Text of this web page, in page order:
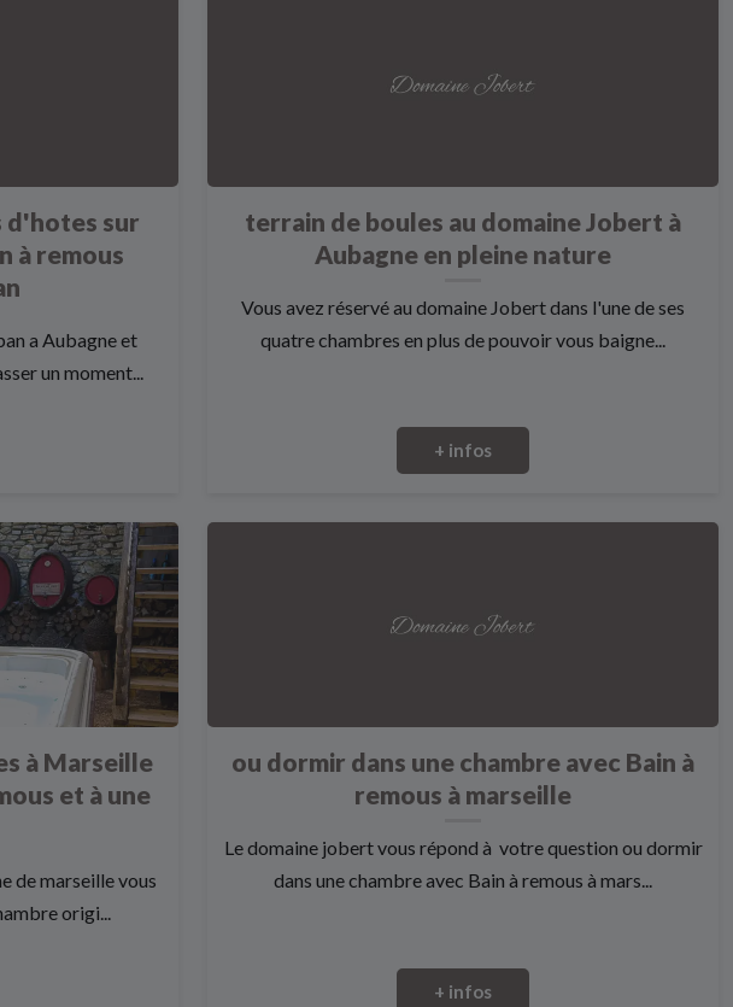
d'hotes sur
à remous
a Aubagne et
un moment...
terrain de boules au domaine Jobert à
Aubagne en pleine nature
Vous avez réservé au domaine Jobert dans l'une de ses
quatre chambres en plus de pouvoir vous baigne...
+ infos
à Marseille
et à une
de marseille vous
origi...
ou dormir dans une chambre avec Bain à
remous à marseille
Le domaine jobert vous répond à votre question ou dormir
dans une chambre avec Bain à remous à mars...
+ infos